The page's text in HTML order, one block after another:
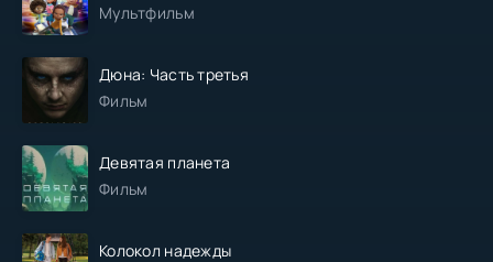
Мультфильм
Дюна: Часть третья
Фильм
Девятая планета
Фильм
Колокол надежды